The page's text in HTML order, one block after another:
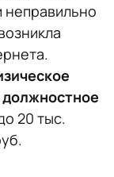
неправильно
должностное
20 тыс.